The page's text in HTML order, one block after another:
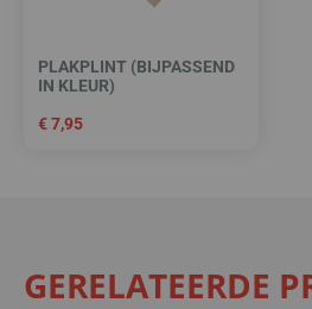
PLAKPLINT (BIJPASSEND
IN KLEUR)
€7,95
GERELATEERDE